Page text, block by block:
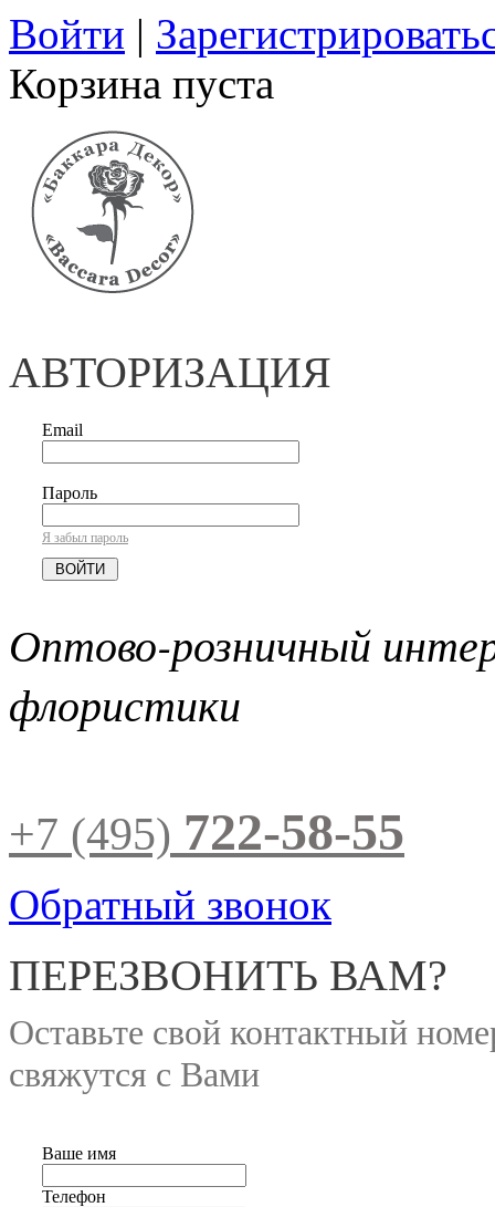
Войти |
Корзина пуста
АВТОРИЗАЦИЯ
Email
Пароль
Я забыл пароль
Оптово-розничный
флористики
+7 (495) 722-58-55
Обратный звонок
ПЕРЕЗВОНИТЬ ВАМ?
Оставьте свой контактный
свяжутся с Вами
Ваше имя
Телефон